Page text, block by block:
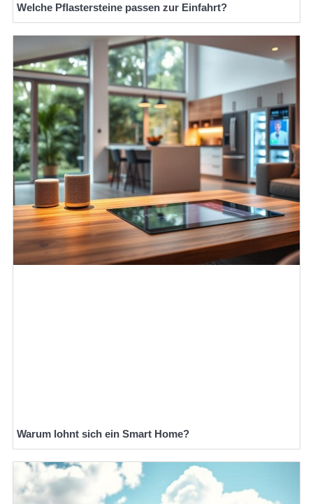
Welche Pflastersteine passen zur Einfahrt?
Warum lohnt sich ein Smart Home?